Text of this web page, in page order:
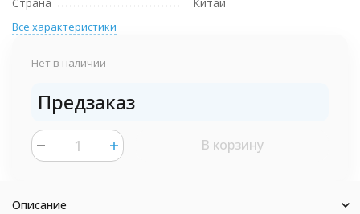
Все характеристики
Нет в наличии
Предзаказ
В корзину
Описание